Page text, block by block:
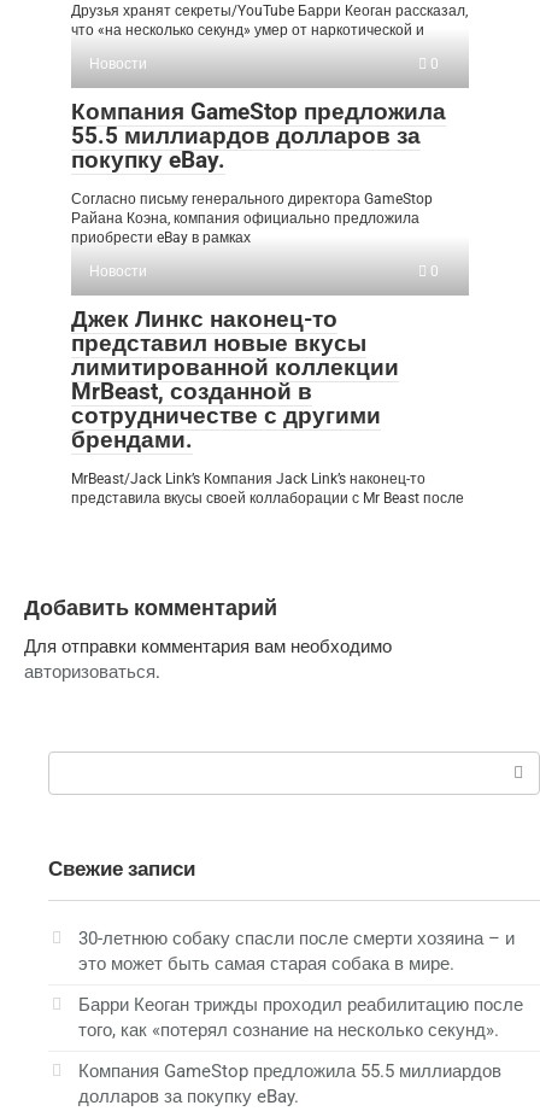
Друзья хранят секреты/YouTube Барри Кеоган рассказал,
что «на несколько секунд» умер от наркотической и
Новости
0
Компания GameStop предложила
55.5 миллиардов долларов за
покупку eBay.
Согласно письму генерального директора GameStop
Райана Коэна, компания официально предложила
приобрести eBay в рамках
Новости
0
Джек Линкс наконец-то
представил новые вкусы
лимитированной коллекции
MrBeast, созданной в
сотрудничестве с другими
брендами.
MrBeast/Jack Link’s Компания Jack Link’s наконец-то
представила вкусы своей коллаборации с Mr Beast после
Добавить комментарий
Для отправки комментария вам необходимо
авторизоваться.
Поиск:
Свежие записи
30-летнюю собаку спасли после смерти хозяина – и
это может быть самая старая собака в мире.
Барри Кеоган трижды проходил реабилитацию после
того, как «потерял сознание на несколько секунд».
Компания GameStop предложила 55.5 миллиардов
долларов за покупку eBay.